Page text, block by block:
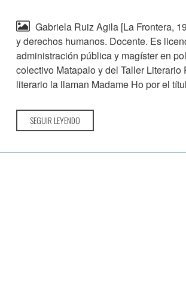
Gabriela Ruiz Agila [La Frontera,
y derechos humanos. Docente. Es
administración pública y magíster en
colectivo Matapa­lo y del Taller
literario la llaman Madame Ho por el
SEGUIR LEYENDO